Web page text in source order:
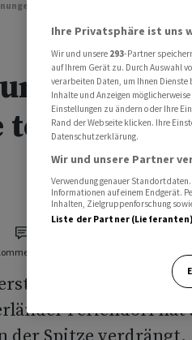
in Gstaad sind nun die teuersten
in
teuersten
Feriendorf hat
Ihre Privatsphäre ist uns
Wir und unsere 293-Partner
auf Ihrem Gerät zu. Durch Auswahl
verarbeiten Daten, um Ihnen
Inhalte und Anzeigen
Einstellungen zu ändern oder Ihre
Rand der Webseite klicken. Ihre
Datenschutzerklärung.
Wir und unsere Partner
Verwendung genauer
Informationen auf einem Endgerät.
Inhalten, Zielgruppenforschung
Liste der Partner (Lieferanten)